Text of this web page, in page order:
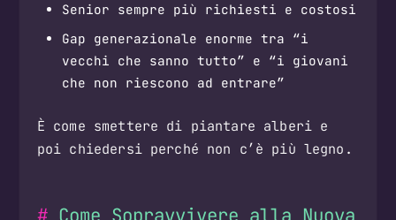
Senior sempre più richiesti e costosi
Gap generazionale enorme tra “i
vecchi che sanno tutto” e “i giovani
che non riescono ad entrare”
È come smettere di piantare alberi e
poi chiedersi perché non c’è più legno.